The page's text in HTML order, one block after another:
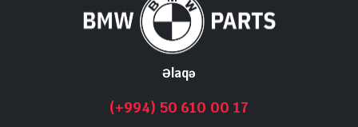
Əlaqə
(+994) 50 610 00 17